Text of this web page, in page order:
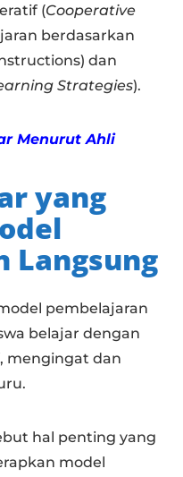
(Cooperative
berdasarkan
dan
Strategies).
Menurut Ahli
yang
Langsung
pembelajaran
belajar dengan
mengingat dan
hal penting yang
model